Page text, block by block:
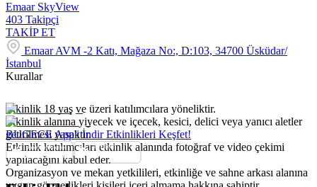
Emaar SkyView
403 Takipçi
TAKİP ET
Emaar AVM -2 Katı, Mağaza No:, D:103, 34700 Üsküdar/
İstanbul
Kurallar
Etkinlik 18 yaş ve üzeri katılımcılara yöneliktir.
Etkinlik alanına yiyecek ve içecek, kesici, delici veya yanıcı aletler
getirilmesi yasaktır.
Etkinlik katılımcıları etkinlik alanında fotoğraf ve video çekimi
yapılacağını kabul eder.
Organizasyon ve mekan yetkilileri, etkinliğe ve sahne arkası alanına
BUGECE App'i İndir Etkinlikleri Keşfet!